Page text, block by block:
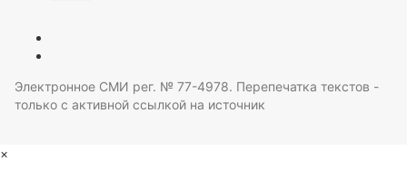
Электронное СМИ рег. № 77-4978. Перепечатка текстов -
только с активной ссылкой на источник
×